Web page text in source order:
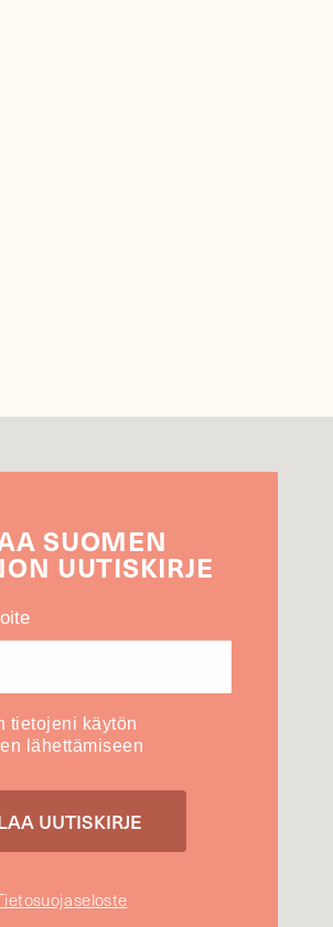
SUOMEN
UUTIS­KIRJE
tietojeni käytön
lähettämiseen